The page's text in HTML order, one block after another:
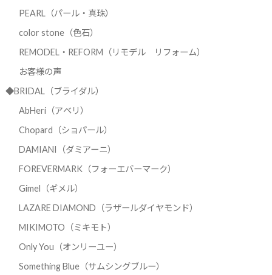
PEARL（パール・真珠）
color stone（色石）
REMODEL・REFORM（リモデル リフォーム）
お客様の声
◆BRIDAL（ブライダル）
AbHeri（アベリ）
Chopard（ショパール）
DAMIANI（ダミアーニ）
FOREVERMARK（フォーエバーマーク）
Gimel（ギメル）
LAZARE DIAMOND（ラザールダイヤモンド）
MIKIMOTO（ミキモト）
Only You（オンリーユー）
Something Blue（サムシングブルー）